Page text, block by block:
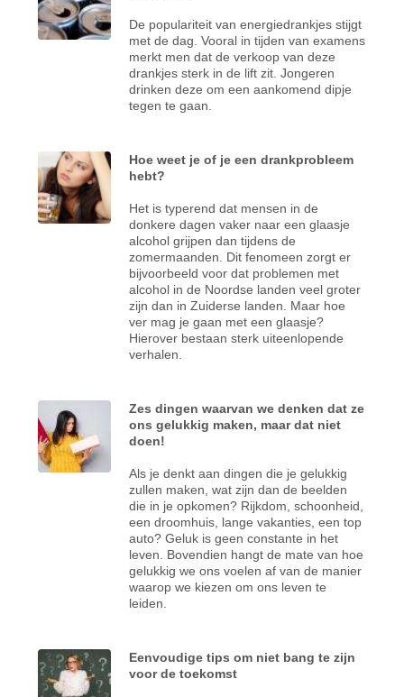
De populariteit van energiedrankjes stijgt
met de dag. Vooral in tijden van examens
merkt men dat de verkoop van deze
drankjes sterk in de lift zit. Jongeren
drinken deze om een aankomend dipje
tegen te gaan.
Hoe weet je of je een drankprobleem
hebt?
Het is typerend dat mensen in de
donkere dagen vaker naar een glaasje
alcohol grijpen dan tijdens de
zomermaanden. Dit fenomeen zorgt er
bijvoorbeeld voor dat problemen met
alcohol in de Noordse landen veel groter
zijn dan in Zuiderse landen. Maar hoe
ver mag je gaan met een glaasje?
Hierover bestaan sterk uiteenlopende
verhalen.
Zes dingen waarvan we denken dat ze
ons gelukkig maken, maar dat niet
doen!
Als je denkt aan dingen die je gelukkig
zullen maken, wat zijn dan de beelden
die in je opkomen? Rijkdom, schoonheid,
een droomhuis, lange vakanties, een top
auto? Geluk is geen constante in het
leven. Bovendien hangt de mate van hoe
gelukkig we ons voelen af van de manier
waarop we kiezen om ons leven te
leiden.
Eenvoudige tips om niet bang te zijn
voor de toekomst